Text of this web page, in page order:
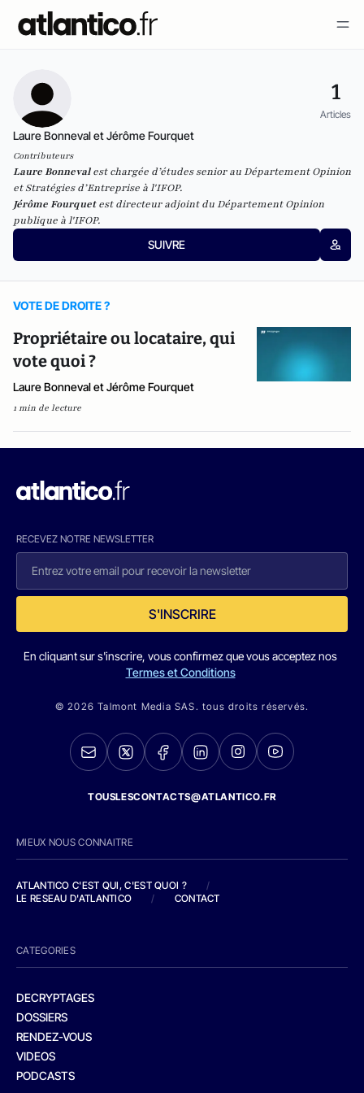
1
Articles
Laure Bonneval et Jérôme Fourquet
Contributeurs
Laure Bonnevalest chargée d’études senior au Département Opinion
et Stratégies d’Entreprise à l'IFOP.
Jérôme Fourquetest directeur adjoint du Département Opinion
publique à l'IFOP.
SUIVRE
VOTE DE DROITE ?
Propriétaire ou locataire, qui
vote quoi ?
Laure Bonneval et Jérôme Fourquet
1 min de lecture
RECEVEZ NOTRE NEWSLETTER
S'INSCRIRE
En cliquant sur s'inscrire, vous confirmez que vous acceptez nos
Termes et Conditions
© 2026 Talmont Media SAS. tous droits réservés.
TOUSLESCONTACTS@ATLANTICO.FR
MIEUX NOUS CONNAITRE
ATLANTICO C'EST QUI, C'EST QUOI ?
/
LE RESEAU D'ATLANTICO
/ CONTACT
CATEGORIES
DECRYPTAGES
DOSSIERS
RENDEZ-VOUS
VIDEOS
PODCASTS